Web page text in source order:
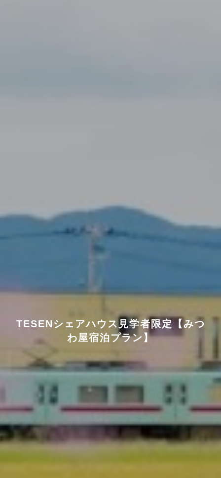
TESENシェアハウス見学者限定【みつ
わ屋宿泊プラン】